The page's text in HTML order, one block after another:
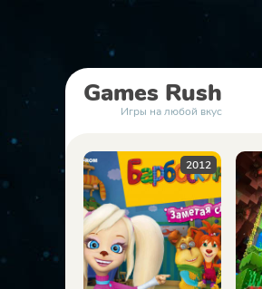
Games Rush
Игры на любой вкус
2015